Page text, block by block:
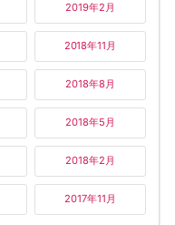
2019年2月
2018年11月
2018年8月
2018年5月
2018年2月
2017年11月